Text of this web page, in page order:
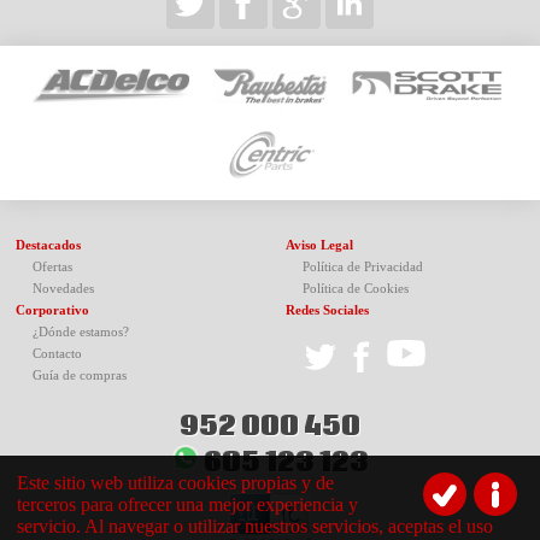
Destacados
Ofertas
Novedades
Corporativo
¿Dónde estamos?
Contacto
Guía de compras
Aviso Legal
Política de Privacidad
Política de Cookies
Redes Sociales
952 000 450
605 123 123
Este sitio web utiliza cookies propias y de
terceros para ofrecer una mejor experiencia y
servicio. Al navegar o utilizar nuestros servicios, aceptas el uso